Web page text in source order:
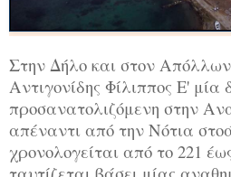
Στην Δήλο και στον
Αντιγονίδης Φίλιππος Ε' μία
προσανατολιζόμενη στην
απέναντι από την Νότια
χρονολογείται από το 221